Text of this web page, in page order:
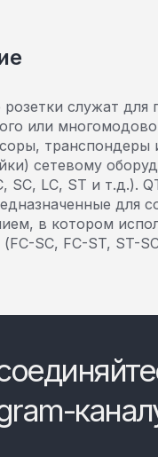
розетки служат
или
сетевому
SC, LC, ST и т.д.).
для
в котором
(FC-SC, FC-ST, ST-